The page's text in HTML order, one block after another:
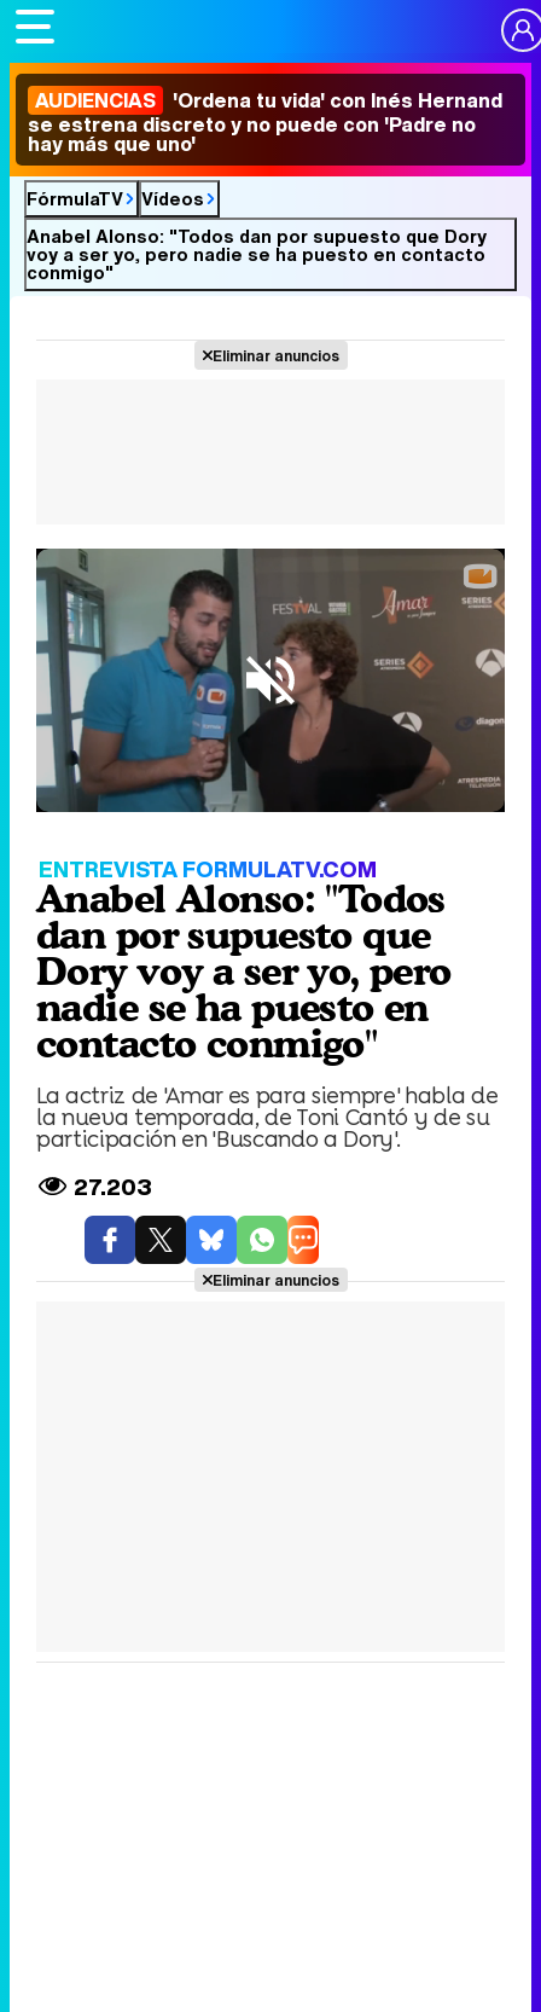
AUDIENCIAS 'Ordena tu vida' con Inés Hernand
se estrena discreto y no puede con 'Padre no
hay más que uno'
FórmulaTV
Vídeos
Anabel Alonso: "Todos dan por supuesto que Dory
voy a ser yo, pero nadie se ha puesto en contacto
conmigo"
Eliminar anuncios
Unmute
Loaded
18.76%
ENTREVISTA FORMULATV.COM
Anabel Alonso: "Todos
dan por supuesto que
Dory voy a ser yo, pero
nadie se ha puesto en
contacto conmigo"
La actriz de 'Amar es para siempre' habla de
la nueva temporada, de Toni Cantó y de su
participación en 'Buscando a Dory'.
27.203
Eliminar anuncios